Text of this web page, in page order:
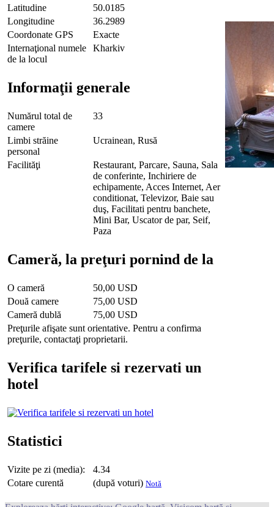
Latitudine
50.0185
Longitudine
36.2989
Coordonate GPS
Exacte
Internaţional numele
de la locul
Kharkiv
Informaţii generale
Numărul total de
camere
33
Limbi străine
personal
Ucrainean, Rusă
Facilităţi
Restaurant, Parcare, Sauna, Sala
de conferinte, Inchiriere de
echipamente, Acces Internet, Aer
conditionat, Televizor, Baie sau
duş, Facilitati pentru banchete,
Mini Bar, Uscator de par, Seif,
Paza
Cameră, la preţuri pornind de la
O cameră
50,00 USD
Două camere
75,00 USD
Cameră dublă
75,00 USD
Preţurile afişate sunt orientative. Pentru a confirma
preţurile, contactaţi proprietarii.
Verifica tarifele si rezervati un
hotel
Statistici
Vizite pe zi (media):
4.34
Cotare curentă
(după voturi) Notă